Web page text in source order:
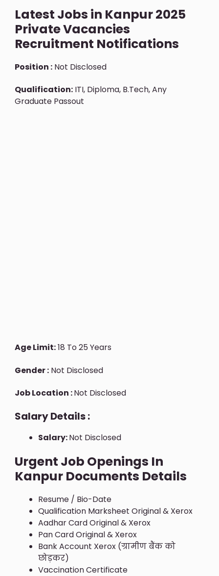
Latest Jobs in Kanpur 2025
Private Vacancies
Recruitment Notifications
Position : Not Disclosed
Qualification: ITI, Diploma, B.Tech, Any
Graduate Passout
Age Limit:18 To 25 Years
Gender : Not Disclosed
Job Location :Not Disclosed
Salary Details :
Salary:Not Disclosed
Urgent Job Openings In
Kanpur Documents Details
Resume / Bio-Date
Qualification Marksheet Original & Xerox
Aadhar Card Original & Xerox
Pan Card Original & Xerox
Bank Account Xerox (ग्रामीण बैंक को
छोड़कर)
Vaccination Certificate